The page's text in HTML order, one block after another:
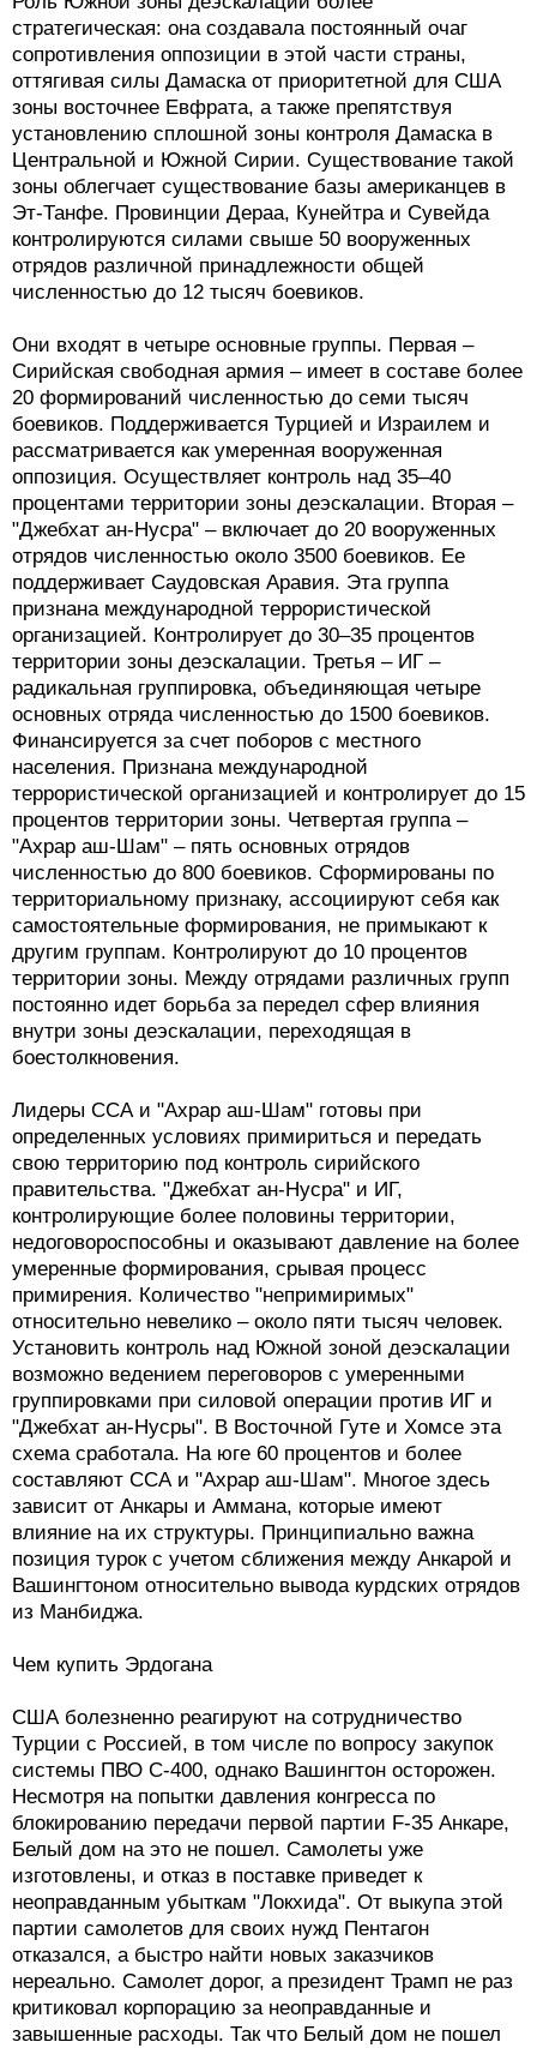
стратегическая: она создавала постоянный очаг
сопротивления оппозиции в этой части страны,
оттягивая силы Дамаска от приоритетной для США
зоны восточнее Евфрата, а также препятствуя
установлению сплошной зоны контроля Дамаска в
Центральной и Южной Сирии. Существование такой
зоны облегчает существование базы американцев в
Эт-Танфе. Провинции Дераа, Кунейтра и Сувейда
контролируются силами свыше 50 вооруженных
отрядов различной принадлежности общей
численностью до 12 тысяч боевиков.
Они входят в четыре основные группы. Первая –
Сирийская свободная армия – имеет в составе более
20 формирований численностью до семи тысяч
боевиков. Поддерживается Турцией и Израилем и
рассматривается как умеренная вооруженная
оппозиция. Осуществляет контроль над 35–40
процентами территории зоны деэскалации. Вторая –
"Джебхат ан-Нусра" – включает до 20 вооруженных
отрядов численностью около 3500 боевиков. Ее
поддерживает Саудовская Аравия. Эта группа
признана международной террористической
организацией. Контролирует до 30–35 процентов
территории зоны деэскалации. Третья – ИГ –
радикальная группировка, объединяющая четыре
основных отряда численностью до 1500 боевиков.
Финансируется за счет поборов с местного
населения. Признана международной
террористической организацией и контролирует до 15
процентов территории зоны. Четвертая группа –
"Ахрар аш-Шам" – пять основных отрядов
численностью до 800 боевиков. Сформированы по
территориальному признаку, ассоциируют себя как
самостоятельные формирования, не примыкают к
другим группам. Контролируют до 10 процентов
территории зоны. Между отрядами различных групп
постоянно идет борьба за передел сфер влияния
внутри зоны деэскалации, переходящая в
боестолкновения.
Лидеры ССА и "Ахрар аш-Шам" готовы при
определенных условиях примириться и передать
свою территорию под контроль сирийского
правительства. "Джебхат ан-Нусра" и ИГ,
контролирующие более половины территории,
недоговороспособны и оказывают давление на более
умеренные формирования, срывая процесс
примирения. Количество "непримиримых"
относительно невелико – около пяти тысяч человек.
Установить контроль над Южной зоной деэскалации
возможно ведением переговоров с умеренными
группировками при силовой операции против ИГ и
"Джебхат ан-Нусры". В Восточной Гуте и Хомсе эта
схема сработала. На юге 60 процентов и более
составляют ССА и "Ахрар аш-Шам". Многое здесь
зависит от Анкары и Аммана, которые имеют
влияние на их структуры. Принципиально важна
позиция турок с учетом сближения между Анкарой и
Вашингтоном относительно вывода курдских отрядов
из Манбиджа.
Чем купить Эрдогана
США болезненно реагируют на сотрудничество
Турции с Россией, в том числе по вопросу закупок
системы ПВО С-400, однако Вашингтон осторожен.
Несмотря на попытки давления конгресса по
блокированию передачи первой партии F-35 Анкаре,
Белый дом на это не пошел. Самолеты уже
изготовлены, и отказ в поставке приведет к
неоправданным убыткам "Локхида". От выкупа этой
партии самолетов для своих нужд Пентагон
отказался, а быстро найти новых заказчиков
нереально. Самолет дорог, а президент Трамп не раз
критиковал корпорацию за неоправданные и
завышенные расходы. Так что Белый дом не пошел